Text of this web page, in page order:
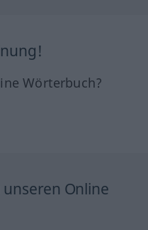
Wörterbuch?
unseren Online